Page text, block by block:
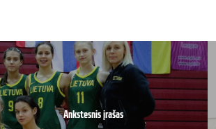
Ankstesnis įrašas